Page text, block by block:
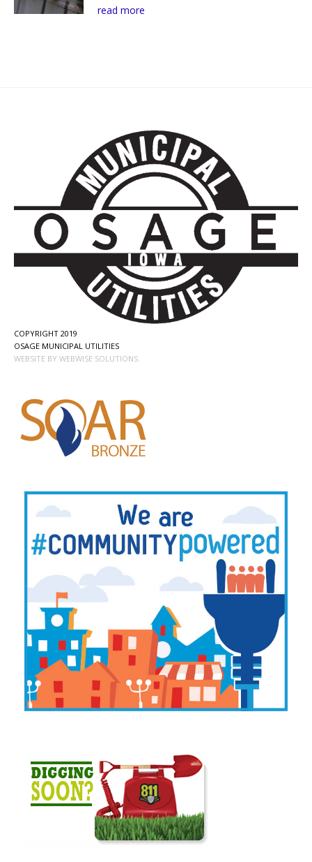
read more
COPYRIGHT 2019
OSAGE MUNICIPAL UTILITIES
WEBSITE BY WEBWISE SOLUTIONS.